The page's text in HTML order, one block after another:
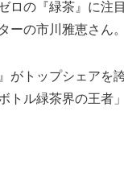
ロの『緑茶』に注
ーの市川雅恵さん。
』がトップシェアを
トル緑茶界の王者